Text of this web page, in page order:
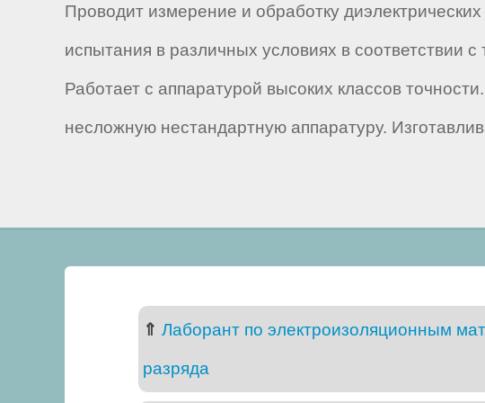
Проводит измерение и обработку
испытания в различных условиях в соответствии
Работает с аппаратурой высоких классов
несложную нестандартную аппаратуру.
⇑ Лаборант по электроизоляционным
разряда